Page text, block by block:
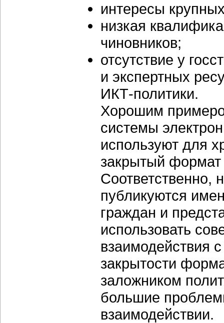
интересы
низкая
чиновников;
отсутствие у
и экспертных
ИКТ-политики.
Хорошим
системы
используют для
закрытый формат
Соответственно,
публикуются
граждан и
использовать
взаимодействия
закрытости
заложником
большие
взаимодействии.